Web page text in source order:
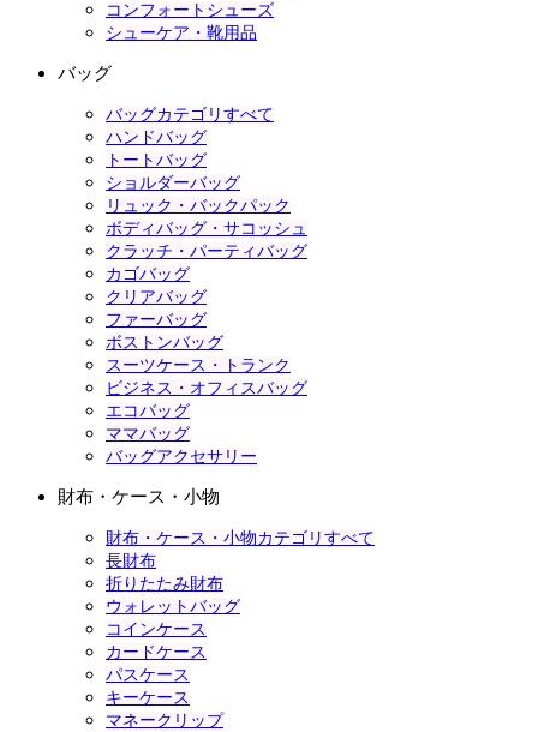
コンフォートシューズ
シューケア・靴用品
バッグ
バッグカテゴリすべて
ハンドバッグ
トートバッグ
ショルダーバッグ
リュック・バックパック
ボディバッグ・サコッシュ
クラッチ・パーティバッグ
カゴバッグ
クリアバッグ
ファーバッグ
ボストンバッグ
スーツケース・トランク
ビジネス・オフィスバッグ
エコバッグ
ママバッグ
バッグアクセサリー
財布・ケース・小物
財布・ケース・小物カテゴリすべて
長財布
折りたたみ財布
ウォレットバッグ
コインケース
カードケース
パスケース
キーケース
マネークリップ